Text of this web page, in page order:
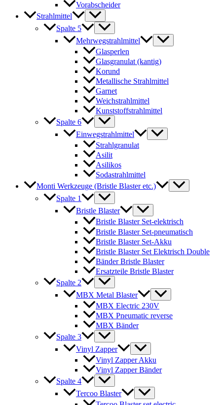
Vorabscheider
Strahlmittel
Spalte 5
Mehrwegstrahlmittel
Glasperlen
Glasgranulat (kantig)
Korund
Metallische Strahlmittel
Garnet
Weichstrahlmittel
Kunststoffstrahlmittel
Spalte 6
Einwegstrahlmittel
Strahlgranulat
Asilit
Asilikos
Sodastrahlmittel
Monti Werkzeuge (Bristle Blaster etc.)
Spalte 1
Bristle Blaster
Bristle Blaster Set-elektrisch
Bristle Blaster Set-pneumatisch
Bristle Blaster Set-Akku
Bristle Blaster Set Elektrisch Double
Bänder Bristle Blaster
Ersatzteile Bristle Blaster
Spalte 2
MBX Metal Blaster
MBX Electric 230V
MBX Pneumatic reverse
MBX Bänder
Spalte 3
Vinyl Zapper
Vinyl Zapper Akku
Vinyl Zapper Bänder
Spalte 4
Tercoo Blaster